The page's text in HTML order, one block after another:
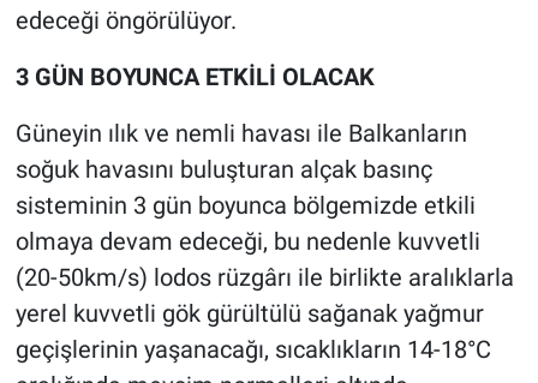
edeceği öngörülüyor.
3 GÜN BOYUNCA ETKİLİ OLACAK
Güneyin ılık ve nemli havası ile Balkanların
soğuk havasını buluşturan alçak basınç
sisteminin 3 gün boyunca bölgemizde etkili
olmaya devam edeceği, bu nedenle kuvvetli
(20-50km/s) lodos rüzgârı ile birlikte aralıklarla
yerel kuvvetli gök gürültülü sağanak yağmur
geçişlerinin yaşanacağı, sıcaklıkların 14-18°C